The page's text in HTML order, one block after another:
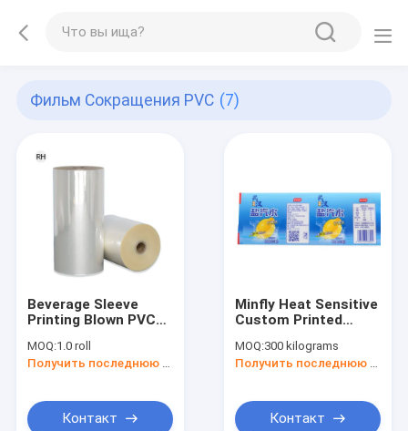
Фильм Сокращения PVC (7)
Beverage Sleeve
Printing Blown PVC
Beverage Sleeves
Shrink Film For
Shrink Plastic Sheet
MOQ:1.0 roll
Получить последнюю цену
Контакт
Minfly Heat Sensitive
Custom Printed
Shrink Wrap Film
Sleeves Label For
Cans
MOQ:300 kilograms
Получить последнюю цену
Контакт